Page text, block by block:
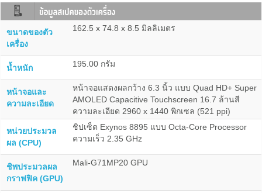
ขนาดของตัว
เครื่อง
162.5 x 74.8 x 8.5 มิลลิเมตร
น้ำหนัก 195.00 กรัม
หน้าจอและ
ความละเอียด
หน้าจอแสดงผลกว้าง 6.3 นิ้ว แบบ Quad HD+ Super
AMOLED Capacitive Touchscreen 16.7 ล้านสี
ความละเอียด 2960 x 1440 พิกเซล (521 ppi)
หน่วยประมวล
ผล (CPU)
ชิปเซ็ต Exynos 8895 แบบ Octa-Core Processor
ความเร็ว 2.35 GHz
ชิพประมวลผล
กราฟฟิค (GPU)
Mali-G71MP20 GPU